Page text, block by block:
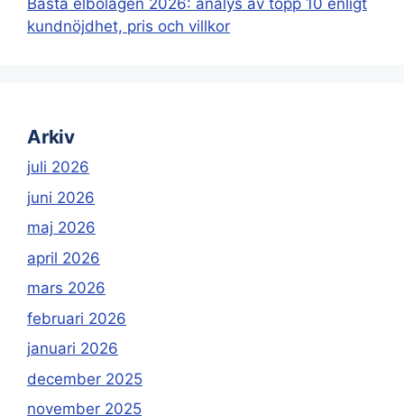
Bästa elbolagen 2026: analys av topp 10 enligt
kundnöjdhet, pris och villkor
Arkiv
juli 2026
juni 2026
maj 2026
april 2026
mars 2026
februari 2026
januari 2026
december 2025
november 2025